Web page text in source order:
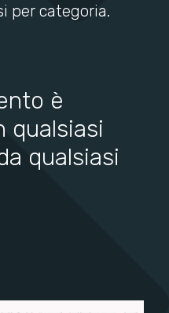
per categoria.
è
qualsiasi
qualsiasi